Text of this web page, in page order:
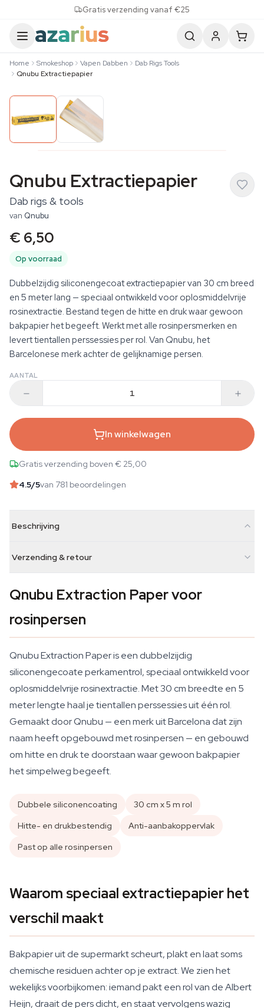
Gratis verzending vanaf €25
Home Smokeshop Vapen Dabben
Dab Rigs Tools
Qnubu Extractiepapier
Qnubu Extractiepapier
Dab rigs & tools
van Qnubu
€ 6,50
Op voorraad
Dubbelzijdig siliconengecoat extractiepapier van 30 cm breed
en 5 meter lang — speciaal ontwikkeld voor oplosmiddelvrije
rosinextractie. Bestand tegen de hitte en druk waar gewoon
bakpapier het begeeft. Werkt met alle rosinpersmerken en
levert tientallen perssessies per rol. Van Qnubu, het
Barcelonese merk achter de gelijknamige persen.
AANTAL
In winkelwagen
Gratis verzending boven € 25,00
4.5/5van 781 beoordelingen
Beschrijving
Verzending & retour
Qnubu Extraction Paper voor
rosinpersen
Qnubu Extraction Paper is een dubbelzijdig
siliconengecoate perkamentrol, speciaal ontwikkeld voor
oplosmiddelvrije rosinextractie. Met 30 cm breedte en 5
meter lengte haal je tientallen perssessies uit één rol.
Gemaakt door Qnubu — een merk uit Barcelona dat zijn
naam heeft opgebouwd met rosinpersen — en gebouwd
om hitte en druk te doorstaan waar gewoon bakpapier
het simpelweg begeeft.
Dubbele siliconencoating
30 cm x 5 m rol
Hitte- en drukbestendig
Anti-aanbakoppervlak
Past op alle rosinpersen
Waarom speciaal extractiepapier het
verschil maakt
Bakpapier uit de supermarkt scheurt, plakt en laat soms
chemische residuen achter op je extract. We zien het
wekelijks voorbijkomen: iemand pakt een rol van de Albert
Heijn, draait de pers dicht, en staat vervolgens wazig